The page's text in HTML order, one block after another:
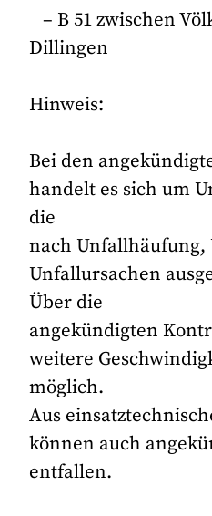
– B 51 zwischen
Dillingen
Hinweis:
Bei den
handelt es sich um
die
nach
Unfallursachen
Über die
angekündigten
weitere
möglich.
Aus
können auch
entfallen.